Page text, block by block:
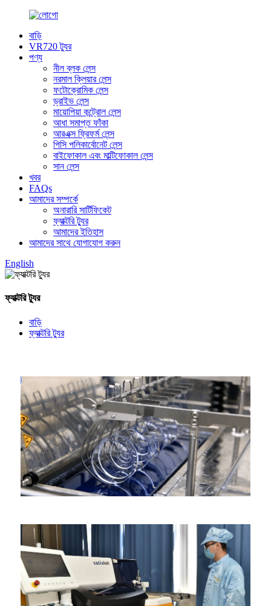
বাড়ি
VR720 ট্যুর
পণ্য
নীল ব্লক লেন্স
নরমাল ক্লিয়ার লেন্স
ফটোক্রোমিক লেন্স
ড্রাইভ লেন্স
মায়োপিয়া কন্ট্রোল লেন্স
আধা সমাপ্ত ফাঁকা
আরএক্স ফ্রিফর্ম লেন্স
পিসি পলিকার্বোনেট লেন্স
বাইফোকাল এবং মাল্টিফোকাল লেন্স
সান লেন্স
খবর
FAQs
আমাদের সম্পর্কে
অনারারি সার্টিফিকেট
ফ্যাক্টরি ট্যুর
আমাদের ইতিহাস
আমাদের সাথে যোগাযোগ করুন
English
ফ্যাক্টরি ট্যুর
বাড়ি
ফ্যাক্টরি ট্যুর